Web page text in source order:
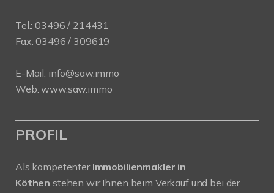
Tel.:03496 / 214431
Fax: 03496 / 309619
E-Mail: info@saw.immo
Web:www.saw.immo
PROFIL
Als kompetenter Immobilienmakler in
Köthen stehen wir Ihnen beim Verkauf und bei der